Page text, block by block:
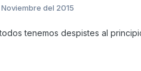
del 2015
tenemos despistes al